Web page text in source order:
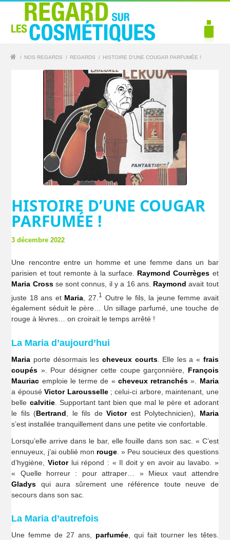
/ NOS REGARDS / REGARDS / HISTOIRE D’UNE COUGAR PARFUMÉE !
HISTOIRE D’UNE COUGAR
PARFUMÉE !
3 décembre 2022
Une rencontre entre un homme et une femme dans un bar
parisien et tout remonte à la surface. Raymond Courrèges et
Maria Crossse sont connus, il y a 16 ans. Raymond avait tout
juste 18 ans et Maria , 27. 1
Outre le fils, la jeune femme avait
également séduit le père… Un sillage parfumé, une touche de
rouge à lèvres… on croirait le temps arrêté !
La Maria d’aujourd’hui
Maria porte désormais les cheveux courts. Elle les a « frais
coupés ». Pour désigner cette coupe garçonnière, François
Mauriac emploie le terme de « cheveux retranchés ». Maria
a épouséVictor Larousselle; celui-ci arbore, maintenant, une
belle calvitie. Supportant tant bien que mal le père et adorant
le fils (Bertrand , le fils deVictorest Polytechnicien), Maria
s’est installée tranquillement dans une petite vie confortable.
Lorsqu’elle arrive dans le bar, elle fouille dans son sac. « C’est
ennuyeux, j’ai oublié mon rouge. » Peu soucieux des questions
d’hygiène,Victorlui répond : « Il doit y en avoir au lavabo. »
« Quelle horreur : pour attraper… » Mieux vaut attendre
Gladys qui aura sûrement une référence toute neuve de
secours dans son sac.
La Maria d’autrefois
Une femme de 27 ans, parfumée , qui fait tourner les têtes.